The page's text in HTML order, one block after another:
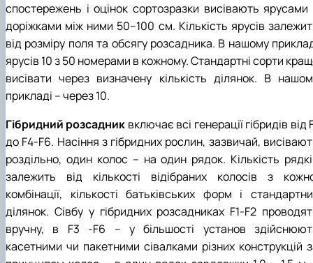
спостережень і оцінок сортозразки висівають ярусами
доріжками між ними 50–100 см. Кількість ярусів
від розміру поля та обсягу розсадника. В нашому
ярусів 10 з 50 номерами в кожному. Стандартні сорти
висівати через визначену кількість ділянок. В
прикладі – через 10.
Гібридний розсадник включає всі генерації гібридів від
до F4-F6. Насіння з гібридних рослин, зазвичай,
роздільно, один колос – на один рядок. Кількість
залежить від кількості відібраних колосів з
комбінації, кількості батьківських форм і
ділянок. Сівбу у гібридних розсадниках F1-F2
вручну, в F3 -F6 – у більшості установ
касетними чи пакетними сівалками різних конструкцій